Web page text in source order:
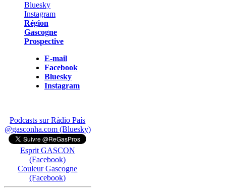
Région
Gascogne
Prospective
E-mail
Facebook
Bluesky
Instagram
Podcasts sur Ràdio País
@gasconha.com (Bluesky)
Esprit GASCON
(Facebook)
Couleur Gascogne
(Facebook)